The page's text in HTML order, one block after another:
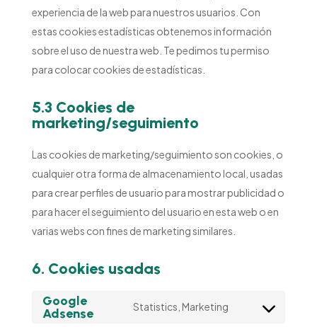
experiencia de la web para nuestros usuarios. Con
estas cookies estadísticas obtenemos información
sobre el uso de nuestra web. Te pedimos tu permiso
para colocar cookies de estadísticas.
5.3 Cookies de
marketing/seguimiento
Las cookies de marketing/seguimiento son cookies, o
cualquier otra forma de almacenamiento local, usadas
para crear perfiles de usuario para mostrar publicidad o
para hacer el seguimiento del usuario en esta web o en
varias webs con fines de marketing similares.
6. Cookies usadas
Google
Adsense
Statistics, Marketing
Consent